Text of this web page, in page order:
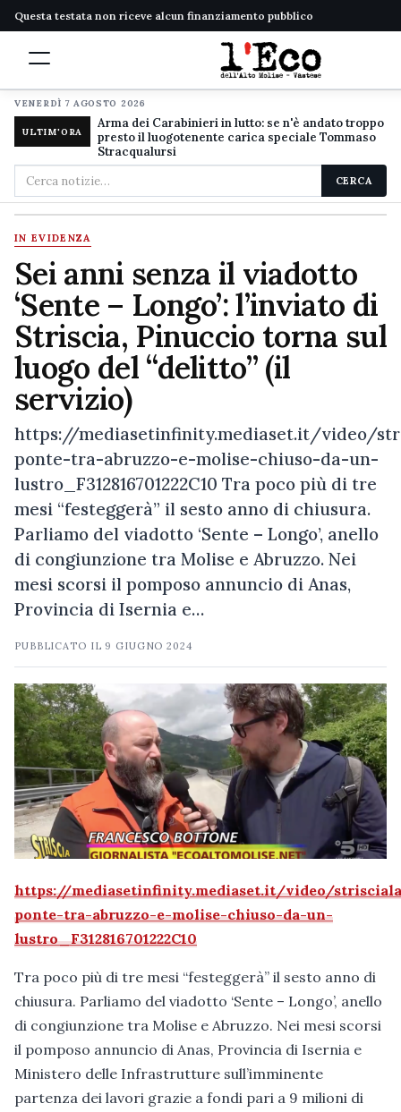
Questa testata non riceve alcun finanziamento pubblico
VENERDÌ 7 AGOSTO 2026
ULTIM'ORA
Arma dei Carabinieri in lutto: se n'è andato troppo
presto il luogotenente carica speciale Tommaso
Stracqualursi
Cerca
nel
sito
CERCA
IN EVIDENZA
Sei anni senza il viadotto
‘Sente – Longo’: l’inviato di
Striscia, Pinuccio torna sul
luogo del “delitto” (il
servizio)
https://mediasetinfinity.mediaset.it/video/
ponte-tra-abruzzo-e-molise-chiuso-da-un-
lustro_F312816701222C10 Tra poco più di tre
mesi “festeggerà” il sesto anno di chiusura.
Parliamo del viadotto ‘Sente – Longo’, anello
di congiunzione tra Molise e Abruzzo. Nei
mesi scorsi il pomposo annuncio di Anas,
Provincia di Isernia e…
PUBBLICATO IL 9 GIUGNO 2024
https://mediasetinfinity.mediaset.it/video/
ponte-tra-abruzzo-e-molise-chiuso-da-un-
lustro_F312816701222C10
Tra poco più di tre mesi “festeggerà” il sesto anno di
chiusura. Parliamo del viadotto ‘Sente – Longo’, anello
di congiunzione tra Molise e Abruzzo. Nei mesi scorsi
il pomposo annuncio di Anas, Provincia di Isernia e
Ministero delle Infrastrutture sull’imminente
partenza dei lavori grazie a fondi pari a 9 milioni di